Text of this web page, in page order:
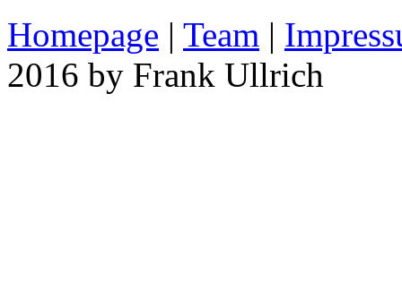
Homepage | Team |
2016 by Frank Ullrich